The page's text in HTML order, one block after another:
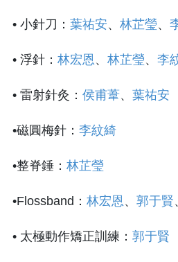
• 小針刀： 葉祐安、 林芷瑩、
• 浮針： 林宏恩、 林芷瑩、 李
• 雷射針灸： 侯甫葦、 葉祐安
•磁圓梅針： 李紋綺
•整脊錘： 林芷瑩
•Flossband： 林宏恩、 郭于賢
• 太極動作矯正訓練： 郭于賢